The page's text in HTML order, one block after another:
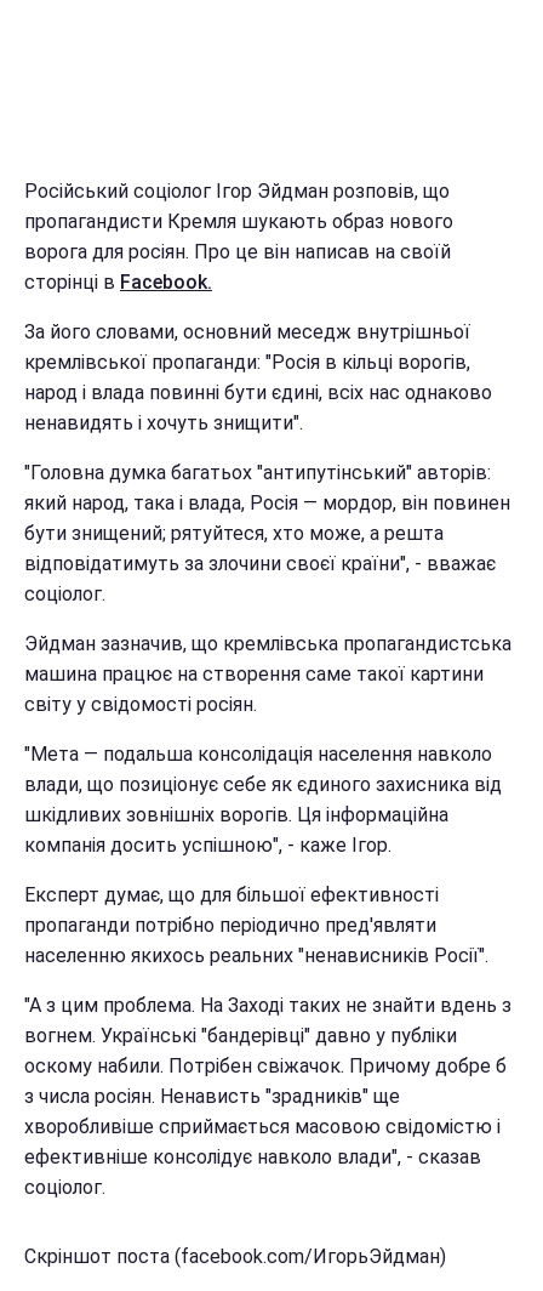
Російський соціолог Ігор Эйдман розповів, що
пропагандисти Кремля шукають образ нового
ворога для росіян. Про це він написав на своїй
сторінці в Facebook.
За його словами, основний меседж внутрішньої
кремлівської пропаганди: "Росія в кільці ворогів,
народ і влада повинні бути єдині, всіх нас однаково
ненавидять і хочуть знищити".
"Головна думка багатьох "антипутінський" авторів:
який народ, така і влада, Росія — мордор, він повинен
бути знищений; рятуйтеся, хто може, а решта
відповідатимуть за злочини своєї країни", - вважає
соціолог.
Эйдман зазначив, що кремлівська пропагандистська
машина працює на створення саме такої картини
світу у свідомості росіян.
"Мета — подальша консолідація населення навколо
влади, що позиціонує себе як єдиного захисника від
шкідливих зовнішніх ворогів. Ця інформаційна
компанія досить успішною", - каже Ігор.
Експерт думає, що для більшої ефективності
пропаганди потрібно періодично пред'являти
населенню якихось реальних "ненависників Росії".
"А з цим проблема. На Заході таких не знайти вдень з
вогнем. Українські "бандерівці" давно у публіки
оскому набили. Потрібен свіжачок. Причому добре б
з числа росіян. Ненависть "зрадників" ще
хворобливіше сприймається масовою свідомістю і
ефективніше консолідує навколо влади", - сказав
соціолог.
Скріншот поста (facebook.com/ИгорьЭйдман)